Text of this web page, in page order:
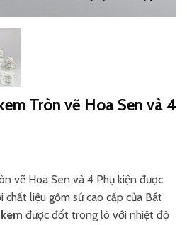
Tròn vẽ Hoa Sen và 4
vẽ Hoa Sen và 4 Phụ kiện được
liệu gốm sứ cao cấp của Bát
được đốt trong lò với nhiệt độ